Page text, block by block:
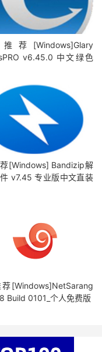
荐[Windows]Glary
v6.45.0 中文绿色
[Windows] Bandizip解
v7.45 专业版中文直装
[Windows]NetSarang
Build 0101_个人免费版